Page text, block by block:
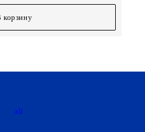
корзину